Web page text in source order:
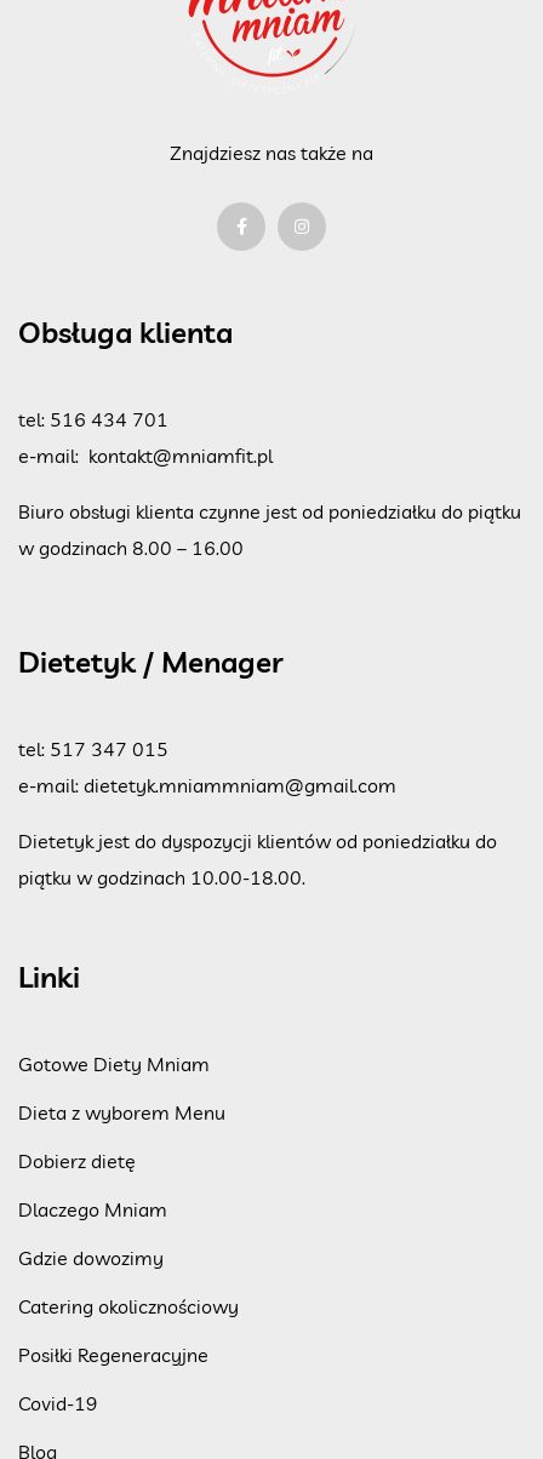
Znajdziesz nas także na
Obsługa klienta
tel: 516 434 701
e-mail: kontakt@mniamfit.pl
Biuro obsługi klienta czynne jest od poniedziałku do piątku
w godzinach 8.00 – 16.00
Dietetyk / Menager
tel: 517 347 015
e-mail: dietetyk.mniammniam@gmail.com
Dietetyk jest do dyspozycji klientów od poniedziałku do
piątku w godzinach 10.00-18.00.
Linki
Gotowe Diety Mniam
Dieta z wyborem Menu
Dobierz dietę
Dlaczego Mniam
Gdzie dowozimy
Catering okolicznościowy
Posiłki Regeneracyjne
Covid-19
Blog